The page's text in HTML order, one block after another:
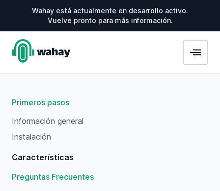
Wahay está actualmente en desarrollo activo.
Vuelve pronto para más información.
Primeros pasos
Información general
Instalación
Características
Preguntas Frecuentes